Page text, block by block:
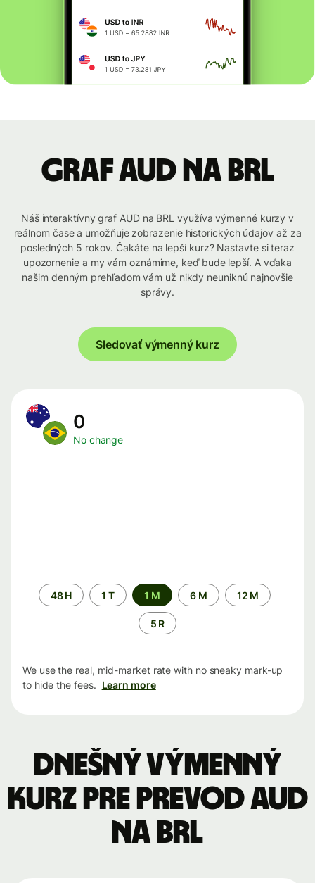
graf AUD na BRL
Náš interaktívny graf AUD na BRL využíva výmenné kurzy v
reálnom čase a umožňuje zobrazenie historických údajov až za
posledných 5 rokov. Čakáte na lepší kurz? Nastavte si teraz
upozornenie a my vám oznámime, keď bude lepší. A vďaka
našim denným prehľadom vám už nikdy neuniknú najnovšie
správy.
Sledovať výmenný kurz
0
No change
Time
period
48 H 1 T 1 M 6 M 12 M
5 R
We use the real, mid-market rate with no sneaky mark-up
to hide the fees. Learn more
Dnešný výmenný
kurz pre prevod AUD
na BRL